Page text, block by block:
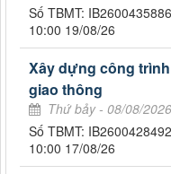
Số TBMT:
10:00 19/08/26
Xây dựng công
giao thông
Thứ bảy - 08/08/
Số TBMT:
10:00 17/08/26